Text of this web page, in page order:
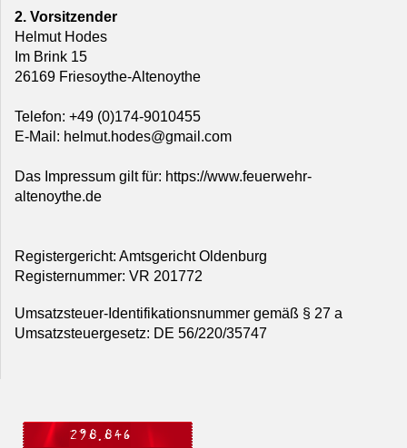
2. Vorsitzender
Helmut Hodes
Im Brink 15
26169 Friesoythe-Altenoythe
Telefon: +49 (0)174-9010455
E-Mail: helmut.hodes@gmail.com
Das Impressum gilt für: https://www.feuerwehr-
altenoythe.de
Registergericht: Amtsgericht Oldenburg
Registernummer: VR 201772
Umsatzsteuer-Identifikationsnummer gemäß § 27 a
Umsatzsteuergesetz: DE 56/220/35747